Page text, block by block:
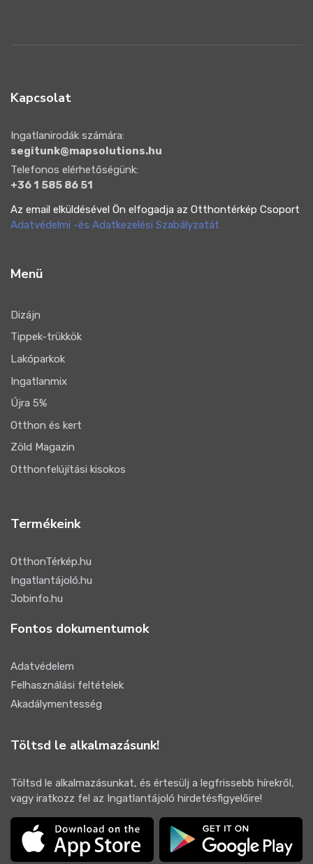
Kapcsolat
Ingatlanirodák számára:
segitunk@mapsolutions.hu
Telefonos elérhetőségünk:
+36 1 585 86 51
Az email elküldésével Ön elfogadja az Otthontérkép Csoport
Adatvédelmi -és Adatkezelési Szabályzatát
Menü
Dizájn
Tippek-trükkök
Lakóparkok
Ingatlanmix
Újra 5%
Otthon és kert
Zöld Magazin
Otthonfelújítási kisokos
Termékeink
OtthonTérkép.hu
Ingatlantájoló.hu
Jobinfo.hu
Fontos dokumentumok
Adatvédelem
Felhasználási feltételek
Akadálymentesség
Töltsd le alkalmazásunk!
Töltsd le alkalmazásunkat, és értesülj a legfrissebb hírekről,
vagy iratkozz fel az Ingatlantájoló hirdetésfigyelőire!